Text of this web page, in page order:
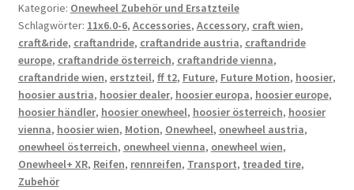
FF
T2
Treaded
Tire
für
Onewheel
Menge
Kategorie: Onewheel Zubehör und Ersatzteile
Schlagwörter: 11x6.0-6, Accessories, Accessory, craft wien,
craft&ride, craftandride, craftandride austria, craftandride
europe, craftandride österreich, craftandride vienna,
craftandride wien, erstzteil, ff t2, Future, Future Motion, hoosier,
hoosier austria, hoosier dealer, hoosier europa, hoosier europe,
hoosier händler, hoosier onewheel, hoosier österreich, hoosier
vienna, hoosier wien, Motion, Onewheel, onewheel austria,
onewheel österreich, onewheel vienna, onewheel wien,
Onewheel+ XR, Reifen, rennreifen, Transport, treaded tire,
Zubehör